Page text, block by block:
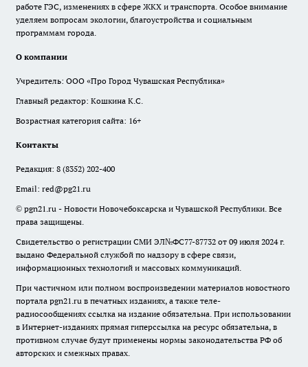
работе ГЭС, изменениях в сфере ЖКХ и транспорта. Особое внимание
уделяем вопросам экологии, благоустройства и социальным
программам города.
О компании
Учредитель: ООО «Про Город Чувашская Республика»
Главный редактор: Кошкина К.С.
Возрастная категория сайта: 16+
Контакты
Редакция: 8 (8352) 202-400
Email: red@pg21.ru
© pgn21.ru - Новости Новочебоксарска и Чувашской Республики. Все
права защищены.
Свидетельство о регистрации СМИ ЭЛ№ФС77-87732 от 09 июля 2024 г.
выдано Федеральной службой по надзору в сфере связи,
информационных технологий и массовых коммуникаций.
При частичном или полном воспроизведении материалов новостного
портала pgn21.ru в печатных изданиях, а также теле-
радиосообщениях ссылка на издание обязательна. При использовании
в Интернет-изданиях прямая гиперссылка на ресурс обязательна, в
противном случае будут применены нормы законодательства РФ об
авторских и смежных правах.